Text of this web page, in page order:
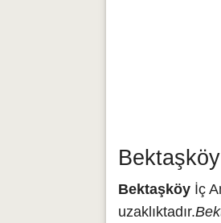
Bektaşköy İç
uzaklıktadır.